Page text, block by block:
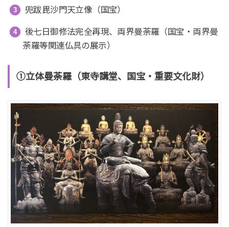
兜跋毘沙門天立像（国宝）
後七日御修法完全再現、両界曼荼羅（国宝・両界曼
荼羅等関連仏具の展示）
①立体曼荼羅（東寺講堂、国宝・重要文化財）